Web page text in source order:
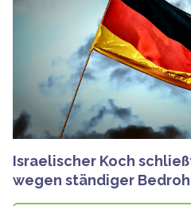
Israelischer Koch
wegen ständiger